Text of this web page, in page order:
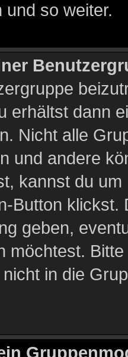
und so weiter.
erhältst dann
Nicht alle
und andere
kannst du
Button
geben,
möchtest.
in die